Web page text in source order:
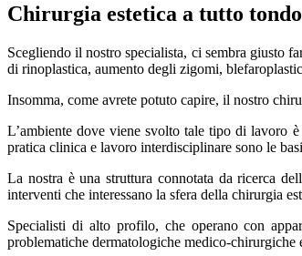
Chirurgia estetica a tutto tondo
Scegliendo il nostro specialista, ci sembra giusto
di rinoplastica, aumento degli zigomi,
Insomma, come avrete potuto capire, il nostro
L’ambiente dove viene svolto tale tipo di lavoro
pratica clinica e lavoro interdisciplinare sono le
La nostra è una struttura connotata da ricerca
interventi che interessano la sfera della chirurgia
Specialisti di alto profilo, che operano con
problematiche dermatologiche medico-chirurgiche